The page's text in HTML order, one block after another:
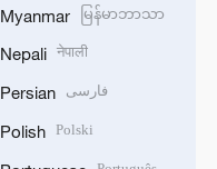
Myanmar မြန်မာဘာသာ
Nepali नेपाली
Persian فارسی
Polish Polski